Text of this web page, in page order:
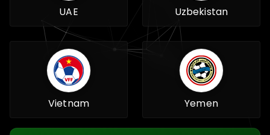
UAE Uzbekistan
Vietnam Yemen